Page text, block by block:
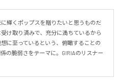
輝くポップスを贈りたいと思うものだ
け取り済みで、充分に満ちているから
に至っているという、俯瞰することの
の脆弱さをテーマに。GIRIAのリスナー